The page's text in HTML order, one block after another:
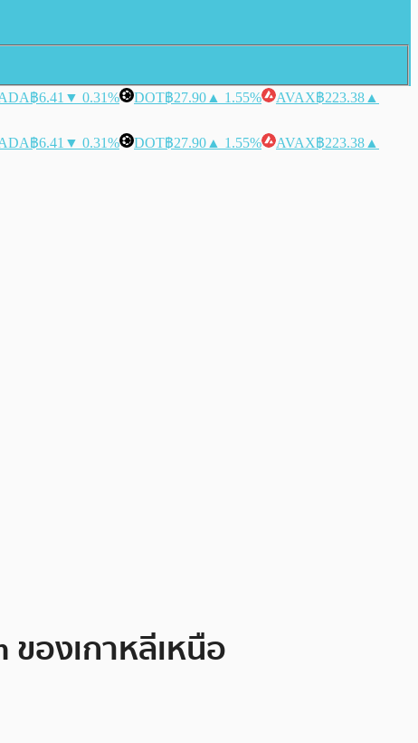
฿6.41 ▼ 0.31% DOT฿27.90 ▲ 1.55% AVAX฿223.38 ▲
฿6.41 ▼ 0.31% DOT฿27.90 ▲ 1.55% AVAX฿223.38 ▲
องเกาหลีเหนือ